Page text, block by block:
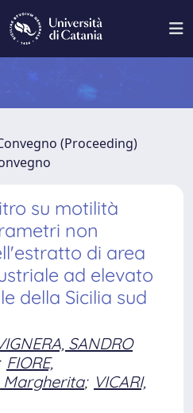
(Proceeding)
su motilità
non
di area
ad elevato
della Sicilia sud
SANDRO
FIORE,
Margherita; VICARI,